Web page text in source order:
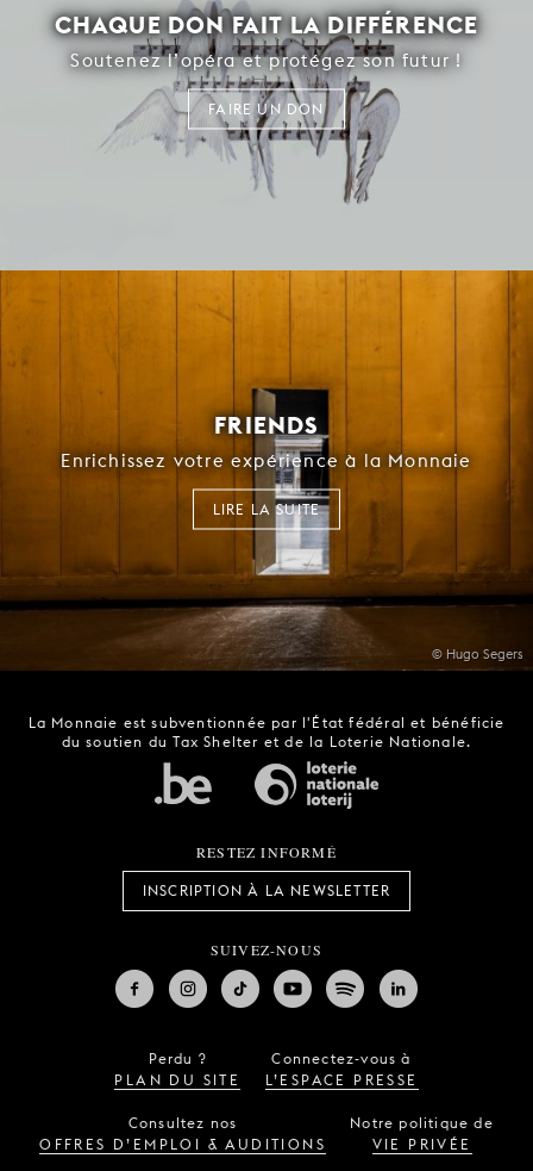
CHAQUE DON FAIT LA DIFFÉRENCE
Soutenez l’opéra et protégez son futur !
FAIRE UN DON
© Hugo Segers
FRIENDS
Enrichissez votre expérience à la Monnaie
LIRE LA SUITE
La Monnaie est subventionnée par l'État fédéral et bénéficie
du soutien du Tax Shelter et de la Loterie Nationale.
RESTEZ INFORMÉ
INSCRIPTION À LA NEWSLETTER
SUIVEZ-NOUS
Perdu ?
PLAN DU SITE
Connectez-vous à
L’ESPACE PRESSE
Consultez nos
OFFRES D’EMPLOI & AUDITIONS
Notre politique de
VIE PRIVÉE